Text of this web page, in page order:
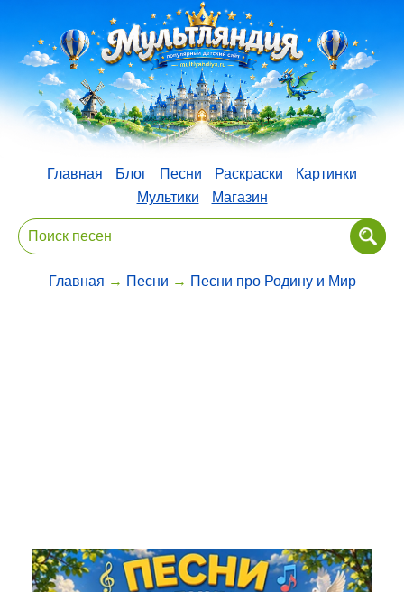
Главная Блог Песни Раскраски
Картинки
Мультики
Магазин
Главная → Песни → Песни про Родину и Мир